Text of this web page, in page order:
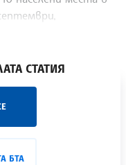
СТАТИЯ
БТА
отблизо с